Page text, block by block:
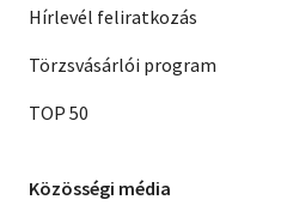
Hírlevél feliratkozás
Törzsvásárlói program
TOP 50
Közösségi média